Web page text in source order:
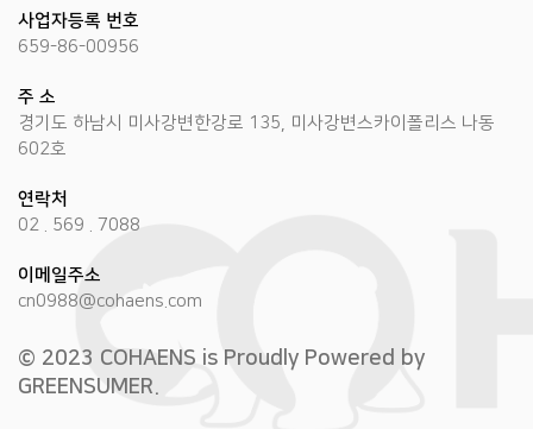
사업자등록 번호
659-86-00956
주 소
경기도 하남시 미사강변한강로 135, 미사강변스카이폴리스 나동
602호
연락처
02 . 569 . 7088
이메일주소
cn0988@cohaens.com
© 2023 COHAENS is Proudly Powered by
GREENSUMER.